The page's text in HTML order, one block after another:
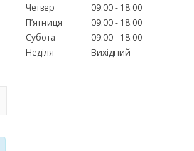
Четвер
09:00
18:00
Пʼятниця
09:00
18:00
Субота
09:00
18:00
Неділя
Вихідний